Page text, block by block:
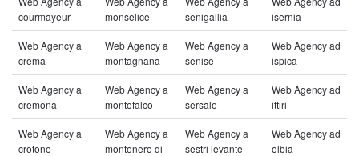
courmayeur
monselice
senigallia
isernia
Web Agency a
crema
Web Agency a
montagnana
Web Agency a
senise
Web Agency ad
ispica
Web Agency a
cremona
Web Agency a
montefalco
Web Agency a
sersale
Web Agency ad
ittiri
Web Agency a
crotone
Web Agency a
montenero di
Web Agency a
sestri levante
Web Agency ad
olbia